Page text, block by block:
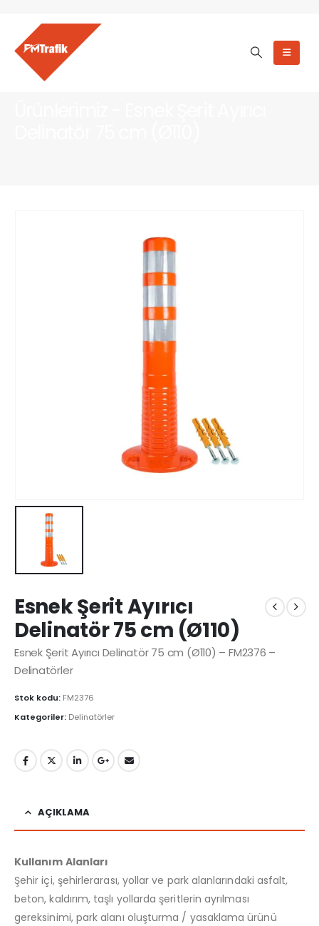
Esnek Şerit Ayırıcı
Delinatör 75 cm (Ø110)
Esnek Şerit Ayırıcı Delinatör 75 cm (Ø110) – FM2376 –
Delinatörler
Stok kodu: FM2376
Kategoriler: Delinatörler
AÇIKLAMA
Kullanım Alanları
Şehir içi, şehirlerarası, yollar ve park alanlarındaki asfalt,
beton, kaldırım, taşlı yollarda şeritlerin ayrılması
gereksinimi, park alanı oluşturma / yasaklama ürünü